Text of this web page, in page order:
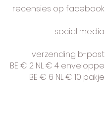
recensies op facebook
social media
verzending b-post
BE € 2 NL € 4 enveloppe
BE € 6 NL € 10 pakje